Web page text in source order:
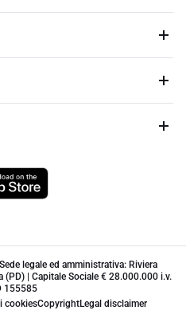
legale ed amministrativa: Riviera
| Capitale Sociale € 28.000.000 i.v.
155585
cookiesCopyrightLegal disclaimer